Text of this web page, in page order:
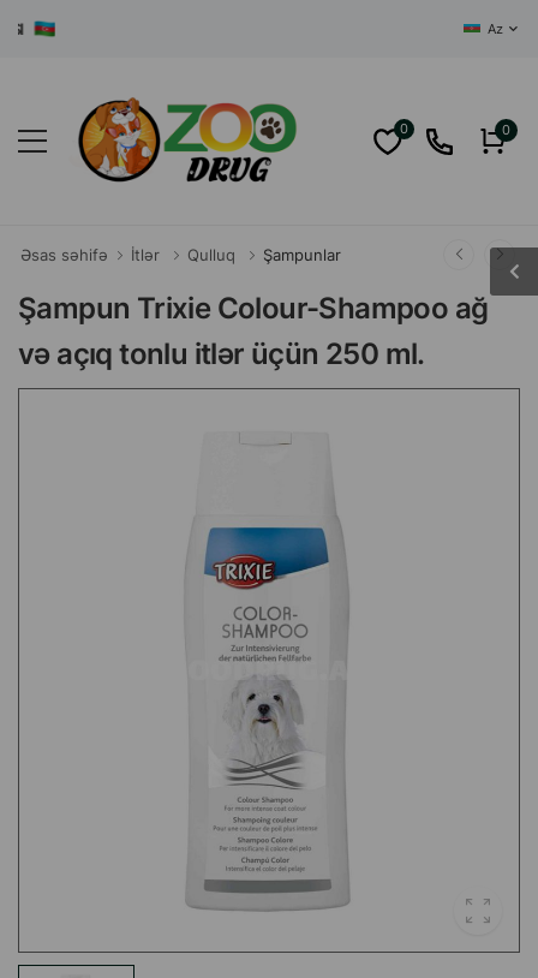
Az
0 0
Əsas səhifə İtlər Qulluq Şampunlar
Şampun Trixie Colour-Shampoo ağ
və açıq tonlu itlər üçün 250 ml.